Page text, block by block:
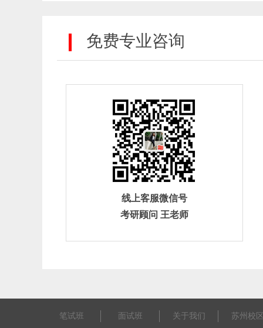
免费专业咨询
线上客服微信号
考研顾问 王老师
笔试班 面试班 关于我们 苏州校区